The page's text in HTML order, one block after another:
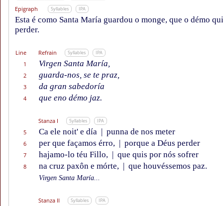
Epigraph
Syllables IPA
Esta é como Santa María guardou o monge, que o démo
perder.
Line Refrain Syllables IPA
1 Virgen Santa María,
2 guarda-nos, se te praz,
3 da gran sabedoría
4 que eno démo jaz.
Stanza I Syllables IPA
5 Ca ele noit' e día | punna de nos meter
6 per que façamos érro, | porque a Déus perder
7 hajamo-lo téu Fillo, | que quis por nós sofrer
8 na cruz paxôn e mórte, | que houvéssemos paz.
Virgen Santa María...
Stanza II Syllables IPA